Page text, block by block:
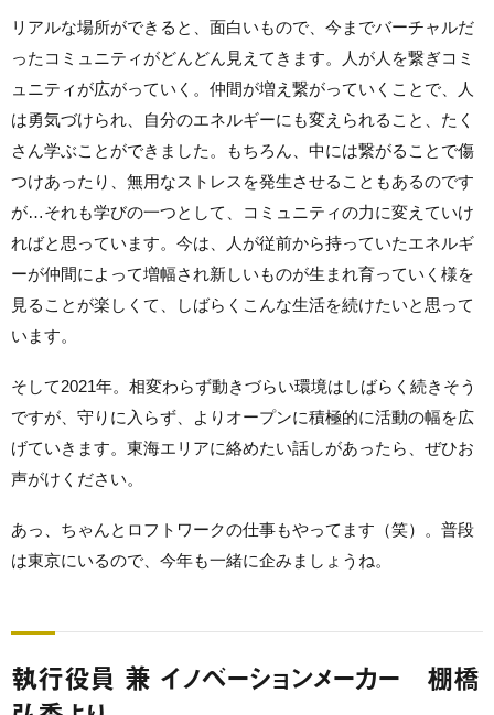
リアルな場所ができると、面白いもので、今までバーチャルだ
ったコミュニティがどんどん見えてきます。人が人を繋ぎコミ
ュニティが広がっていく。仲間が増え繋がっていくことで、人
は勇気づけられ、自分のエネルギーにも変えられること、たく
さん学ぶことができました。もちろん、中には繋がることで傷
つけあったり、無用なストレスを発生させることもあるのです
が…それも学びの一つとして、コミュニティの力に変えていけ
ればと思っています。今は、人が従前から持っていたエネルギ
ーが仲間によって増幅され新しいものが生まれ育っていく様を
見ることが楽しくて、しばらくこんな生活を続けたいと思って
います。
そして2021年。相変わらず動きづらい環境はしばらく続きそう
ですが、守りに入らず、よりオープンに積極的に活動の幅を広
げていきます。東海エリアに絡めたい話しがあったら、ぜひお
声がけください。
あっ、ちゃんとロフトワークの仕事もやってます（笑）。普段
は東京にいるので、今年も一緒に企みましょうね。
執行役員 兼 イノベーションメーカー 棚橋